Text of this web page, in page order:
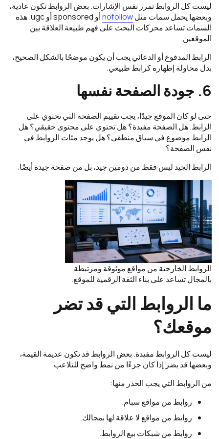
ليست كل الروابط تمرر نفس الإشارات. بعض الروابط تكون عادية،
وبعضها يحمل سمات مثلnofollow
أو sponsored أو ugc. هذه
السمات تساعد محركات البحث على فهم طبيعة العلاقة بين
الموقعين.
الرابط المدفوع أو الدعائي يجب أن يكون موضحًا بالشكل الصحيح،
بدل محاولة إظهاره كرابط طبيعي.
6. جودة الصفحة نفسها
حتى لو كان الموقع جيدًا، يجب تقييم الصفحة التي تحتوي على
الرابط. هل الصفحة مفيدة؟ هل تحتوي على محتوى حقيقي؟ هل
الرابط موضوع في سياق منطقي؟ هل يوجد مئات الروابط في
نفس الصفحة؟
الرابط الجيد ليس فقط من دومين جيد، بل من صفحة جيدة أيضًا.
الروابط الخارجية من مواقع موثوقة ومرتبطة
بالمجال تساعد على بناء الثقة الرقمية للموقع.
ما الروابط التي قد تضر
موقعك؟
ليست كل الروابط مفيدة. بعض الروابط قد تكون عديمة القيمة،
وبعضها قد يضر إذا كان جزءًا من نمط واضح للتلاعب.
من الروابط التي يجب الحذر منها:
روابط من مواقع سبام.
روابط من مواقع لا علاقة لها بمجالك.
روابط من شبكات بيع الروابط.